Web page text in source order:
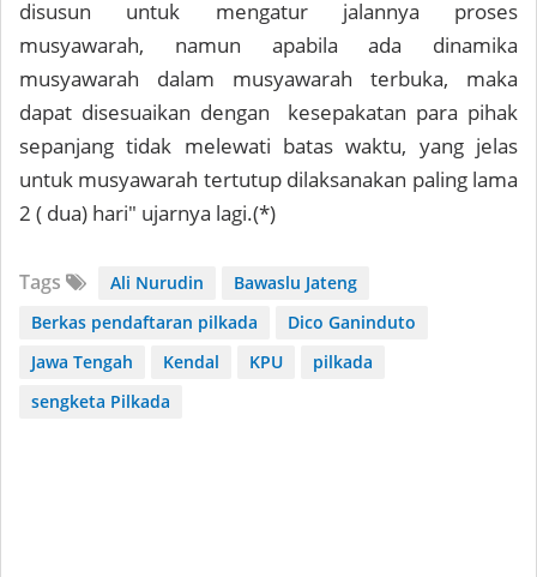
disusun untuk mengatur jalannya proses
musyawarah, namun apabila ada dinamika
musyawarah dalam musyawarah terbuka, maka
dapat disesuaikan dengan kesepakatan para pihak
sepanjang tidak melewati batas waktu, yang jelas
untuk musyawarah tertutup dilaksanakan paling lama
2 ( dua) hari" ujarnya lagi.(*)
Tags Ali Nurudin
Bawaslu Jateng
Berkas pendaftaran pilkada
Dico Ganinduto
Jawa Tengah
Kendal KPU
pilkada
sengketa Pilkada